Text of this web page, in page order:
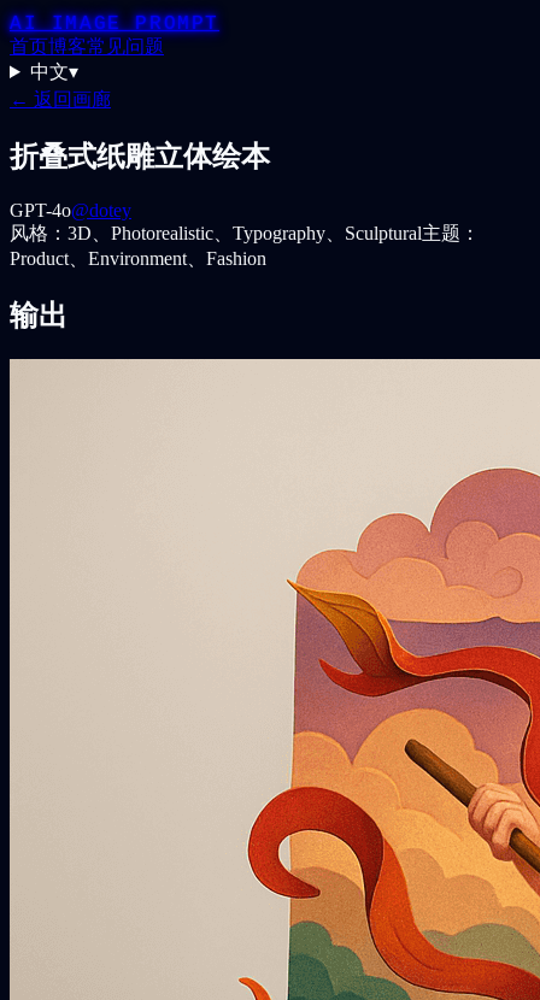
AI IMAGE PROMPT
首页博客常见问题
中文▾
← 返回画廊
折叠式纸雕立体绘本
GPT-4o@dotey
风格： 3D、Photorealistic、Typography、Sculptural主题：
Product、Environment、Fashion
输出